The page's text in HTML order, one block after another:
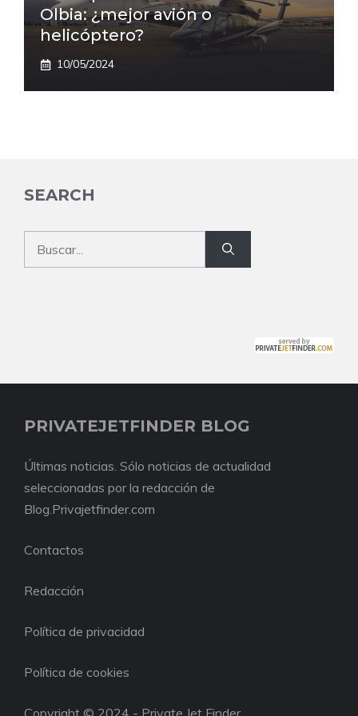
Olbia: ¿mejor avión o
helicóptero?
10/05/2024
SEARCH
PRIVATEJETFINDER BLOG
Últimas noticias. Sólo noticias de actualidad
seleccionadas por la redacción de
Blog.Privajetfinder.com
Contactos
Redacción
Política de privacidad
Política de cookies
Copyright © 2024 - Private Jet Finder